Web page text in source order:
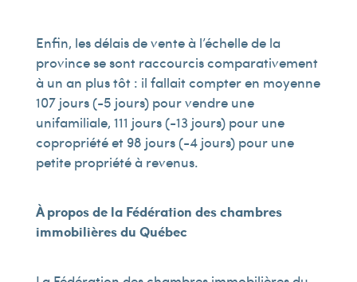
Enfin, les délais de vente à l’échelle de la
province se sont raccourcis comparativement
à un an plus tôt : il fallait compter en moyenne
107 jours (-5 jours) pour vendre une
unifamiliale, 111 jours (-13 jours) pour une
copropriété et 98 jours (-4 jours) pour une
petite propriété à revenus.
À propos de la Fédération des chambres
immobilières du Québec